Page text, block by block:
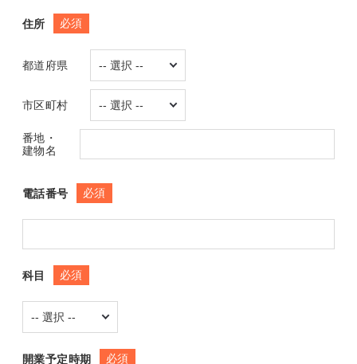
住所 必須
都道府県
市区町村
番地・
建物名
電話番号 必須
科目 必須
開業予定時期 必須